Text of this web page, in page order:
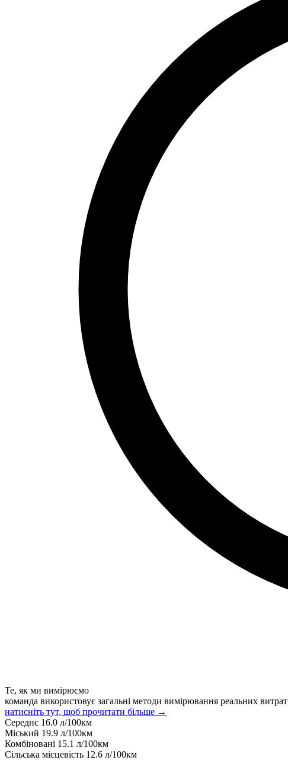
Те, як ми вимірюємо
команда використовує загальні методи вимірювання реальних витрат
натисніть тут, щоб прочитати більше →
Середнє 16.0 л/100км
Міський 19.9 л/100км
Комбіновані 15.1 л/100км
Сільська місцевість 12.6 л/100км